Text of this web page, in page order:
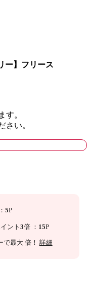
ー】フリース
す。
さい。
： 5P
ント 3倍 ： 15P
で最大 倍！ 詳細